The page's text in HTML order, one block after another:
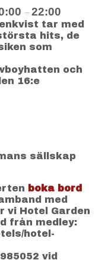
– 22:00
tar med
hits, de
som
och
16:e
sällskap
boka bord
med
vi Hotel Garden
från medley:
hotel-
vid